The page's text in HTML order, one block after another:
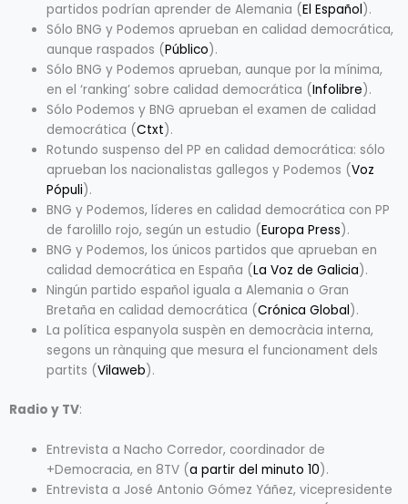
partidos podrían aprender de Alemania (El Español).
Sólo BNG y Podemos aprueban en calidad democrática,
aunque raspados (Público).
Sólo BNG y Podemos aprueban, aunque por la mínima,
en el ‘ranking’ sobre calidad democrática (Infolibre).
Sólo Podemos y BNG aprueban el examen de calidad
democrática (Ctxt).
Rotundo suspenso del PP en calidad democrática: sólo
aprueban los nacionalistas gallegos y Podemos (Voz
Pópuli).
BNG y Podemos, líderes en calidad democrática con PP
de farolillo rojo, según un estudio (Europa Press).
BNG y Podemos, los únicos partidos que aprueban en
calidad democrática en España (La Voz de Galicia).
Ningún partido español iguala a Alemania o Gran
Bretaña en calidad democrática (Crónica Global).
La política espanyola suspèn en democràcia interna,
segons un rànquing que mesura el funcionament dels
partits (Vilaweb).
Radio y TV:
Entrevista a Nacho Corredor, coordinador de
+Democracia, en 8TV (a partir del minuto 10).
Entrevista a José Antonio Gómez Yáñez, vicepresidente